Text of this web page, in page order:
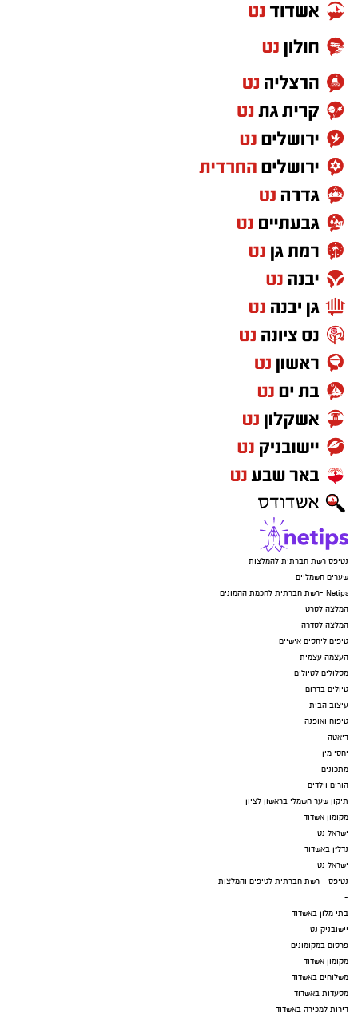
נטיפס רשת חברתית להמלצות
שערים חשמליים
Netips -רשת חברתית לחכמת ההמונים
המלצה לסרט
המלצה לסדרה
טיפים ליחסים אישיים
העצמה עצמית
מסלולים לטיולים
טיולים בדרום
עיצוב הבית
טיפוח ואופנה
דיאטה
יחסי מין
מתכונים
הורים וילדים
תיקון שער חשמלי בראשון לציון
מקומון אשדוד
ישראל נט
נדל"ן באשדוד
ישראל נט
נטיפס - רשת חברתית לטיפים והמלצות
-
בתי מלון באשדוד
יישובניק נט
פרסום במקומונים
מקומון אשדוד
משלוחים באשדוד
מסעדות באשדוד
דירות למכירה באשדוד